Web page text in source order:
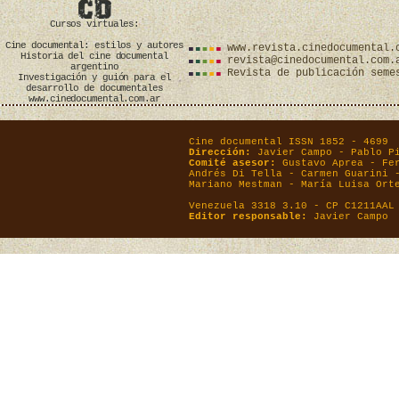
Cursos virtuales:
Cine documental: estilos y autores
Historia del cine documental
argentino
Investigación y guión para el
desarrollo de documentales
www.cinedocumental.com.ar
Revista de publicación
Cine documental ISSN 1852 - 4699
Dirección:
Javier Campo - Pablo
Comité asesor:
Gustavo Aprea -
Andrés Di Tella - Carmen Guarini
Mariano Mestman - María Luisa
Venezuela 3318 3.10 - CP C1211AAL
Editor responsable:
Javier Campo